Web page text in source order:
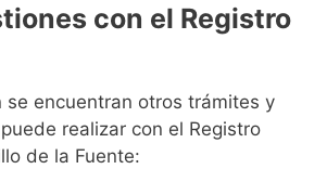
con el Registro
se encuentran otros trámites y
realizar con el Registro
de la Fuente: